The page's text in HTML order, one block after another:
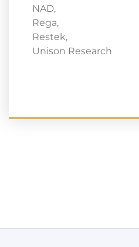
NAD,
Rega,
Restek,
Unison Research